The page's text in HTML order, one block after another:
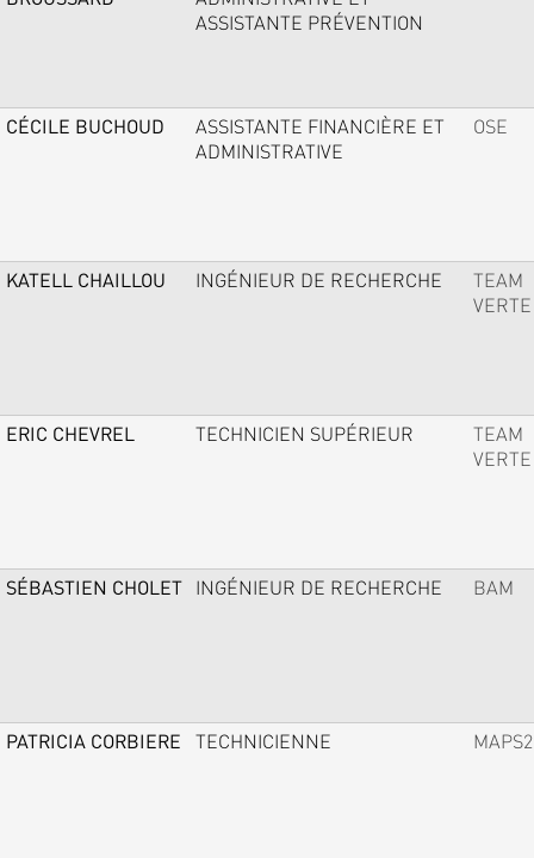
ASSISTANTE PRÉVENTION
CÉCILE BUCHOUD
ASSISTANTE FINANCIÈRE ET
ADMINISTRATIVE
OSE
KATELL CHAILLOU INGÉNIEUR DE RECHERCHE
TEAM
VERTE
ERIC CHEVREL TECHNICIEN SUPÉRIEUR
TEAM
VERTE
SÉBASTIEN CHOLET INGÉNIEUR DE RECHERCHE BAM
PATRICIA CORBIERE TECHNICIENNE MAPS2